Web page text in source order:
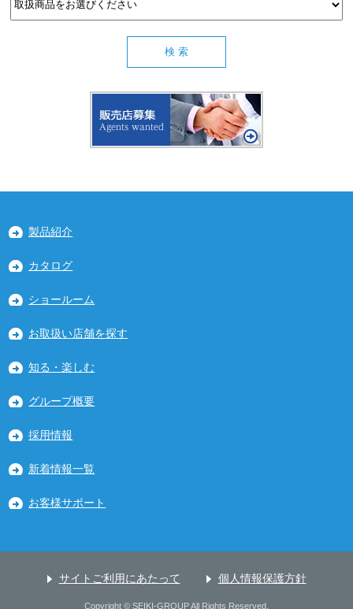
製品紹介
カタログ
ショールーム
お取扱い店舗を探す
知る・楽しむ
グループ概要
採用情報
新着情報一覧
お客様サポート
サイトご利用にあたって 個人情報保護方針
Copyright © SEIKI-GROUP All Rights Reserved.